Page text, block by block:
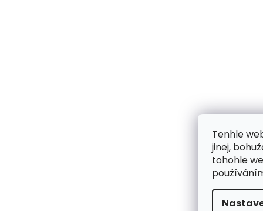
Tenhle
jinej,
tohohle